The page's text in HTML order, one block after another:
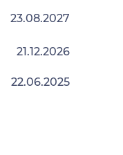
23.08.2027
21.12.2026
22.06.2025